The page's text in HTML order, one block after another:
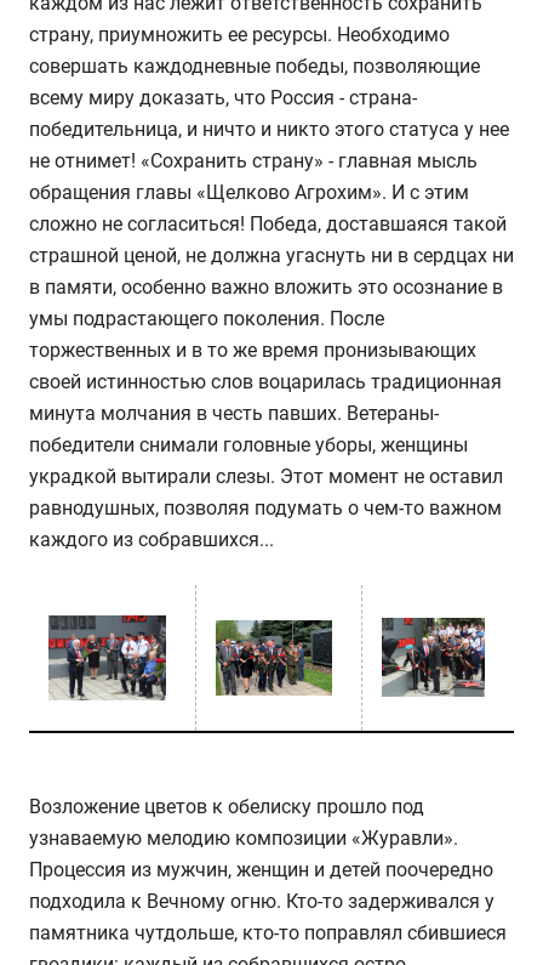
страну, приумножить ее ресурсы. Необходимо
совершать каждодневные победы, позволяющие
всему миру доказать, что Россия - страна-
победительница, и ничто и никто этого статуса у нее
не отнимет! «Сохранить страну» - главная мысль
обращения главы «Щелково Агрохим». И с этим
сложно не согласиться! Победа, доставшаяся такой
страшной ценой, не должна угаснуть ни в сердцах ни
в памяти, особенно важно вложить это осознание в
умы подрастающего поколения. После
торжественных и в то же время пронизывающих
своей истинностью слов воцарилась традиционная
минута молчания в честь павших. Ветераны-
победители снимали головные уборы, женщины
украдкой вытирали слезы. Этот момент не оставил
равнодушных, позволяя подумать о чем-то важном
каждого из собравшихся...
Возложение цветов к обелиску прошло под
узнаваемую мелодию композиции «Журавли».
Процессия из мужчин, женщин и детей поочередно
подходила к Вечному огню. Кто-то задерживался у
памятника чутдольше, кто-то поправлял сбившиеся